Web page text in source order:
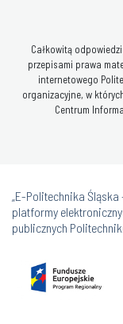
Całkowitą
przepisami prawa
internetowego
organizacyjne, w
Centrum
„E-Politechnika
platformy
publicznych